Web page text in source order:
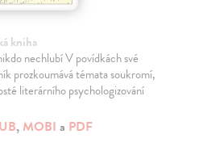
kniha
nechlubí V povídkách své
prozkoumává témata soukromí,
literárního psychologizování
, MOBI a PDF